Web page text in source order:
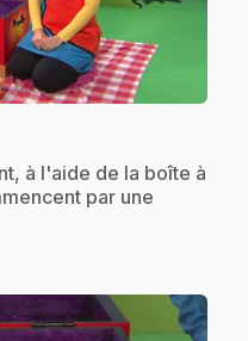
à l'aide de la boîte à
par une